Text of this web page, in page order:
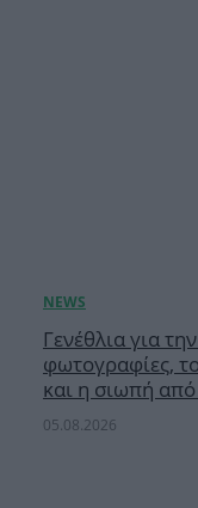
Γενέθλια για
φωτογραφίες,
και η σιωπή
05.08.2026